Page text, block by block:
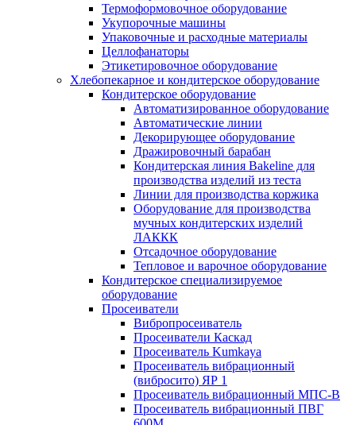
Термоформовочное оборудование
Укупорочные машины
Упаковочные и расходные материалы
Целлофанаторы
Этикетировочное оборудование
Хлебопекарное и кондитерское оборудование
Кондитерское оборудование
Автоматизированное оборудование
Автоматические линии
Декорирующее оборудование
Дражировочный барабан
Кондитерская линия Bakeline для
производства изделий из теста
Линии для производства коржика
Оборудование для производства
мучных кондитерских изделий
ЛАККК
Отсадочное оборудование
Тепловое и варочное оборудование
Кондитерское специализируемое
оборудование
Просеиватели
Вибропросеиватель
Просеиватели Каскад
Просеиватель Kumkaya
Просеиватель вибрационный
(вибросито) ЯР 1
Просеиватель вибрационный МПС-В
Просеиватель вибрационный ПВГ